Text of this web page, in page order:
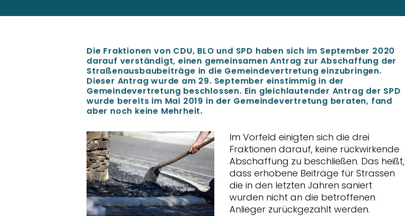
Die Fraktionen von CDU, BLO und SPD haben sich im September 2020
darauf verständigt, einen gemeinsamen Antrag zur Abschaffung der
Straßenausbaubeiträge in die Gemeindevertretung einzubringen.
Dieser Antrag wurde am 29. September einstimmig in der
Gemeindevertretung beschlossen. Ein gleichlautender Antrag der SPD
wurde bereits im Mai 2019 in der Gemeindevertretung beraten, fand
aber noch keine Mehrheit.
Im Vorfeld einigten sich die drei
Fraktionen darauf, keine rückwirkende
Abschaffung zu beschließen. Das heißt,
dass erhobene Beiträge für Strassen
die in den letzten Jahren saniert
wurden nicht an die betroffenen
Anlieger zurückgezahlt werden.